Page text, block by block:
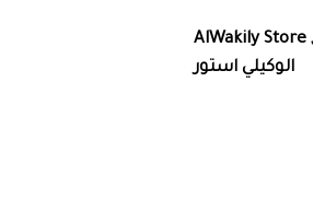
AlWakily Store
الوكيلي استور